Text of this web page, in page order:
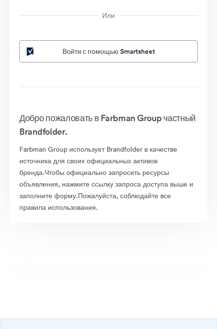
Или
Войти с помощью Smartsheet
Добро пожаловать в Farbman Group частный
Brandfolder.
Farbman Group использует Brandfolder в качестве
источника для своих официальных активов
бренда.Чтобы официально запросить ресурсы
объявления, нажмите ссылку запроса доступа выше и
заполните форму.Пожалуйста, соблюдайте все
правила использования.